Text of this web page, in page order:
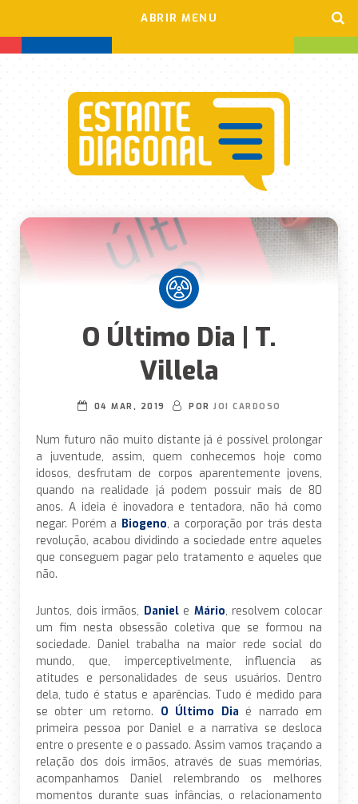
ABRIR MENU
O Último Dia | T.
Villela
04 MAR, 2019 POR JOI CARDOSO
Num futuro não muito distante já é possível prolongar
a juventude, assim, quem conhecemos hoje como
idosos, desfrutam de corpos aparentemente jovens,
quando na realidade já podem possuir mais de 80
anos. A ideia é inovadora e tentadora, não há como
negar. Porém a Biogeno, a corporação por trás desta
revolução, acabou dividindo a sociedade entre aqueles
que conseguem pagar pelo tratamento e aqueles que
não.
Juntos, dois irmãos, Daniel e Mário, resolvem colocar
um fim nesta obsessão coletiva que se formou na
sociedade. Daniel trabalha na maior rede social do
mundo, que, imperceptivelmente, influencia as
atitudes e personalidades de seus usuários. Dentro
dela, tudo é status e aparências. Tudo é medido para
se obter um retorno. O Último Dia é narrado em
primeira pessoa por Daniel e a narrativa se desloca
entre o presente e o passado. Assim vamos traçando a
relação dos dois irmãos, através de suas memórias,
acompanhamos Daniel relembrando os melhores
momentos durante suas infâncias, o relacionamento